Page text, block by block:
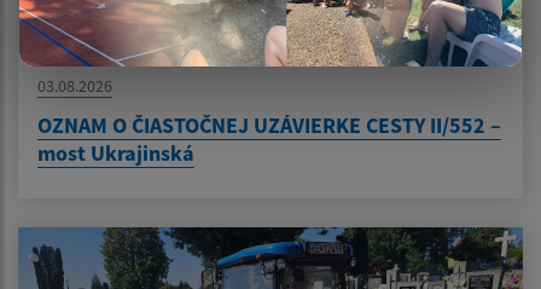
03.08.2026
OZNAM O ČIASTOČNEJ UZÁVIERKE CESTY II/552 –
most Ukrajinská